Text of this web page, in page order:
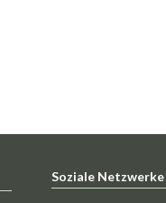
Soziale Netzwerke